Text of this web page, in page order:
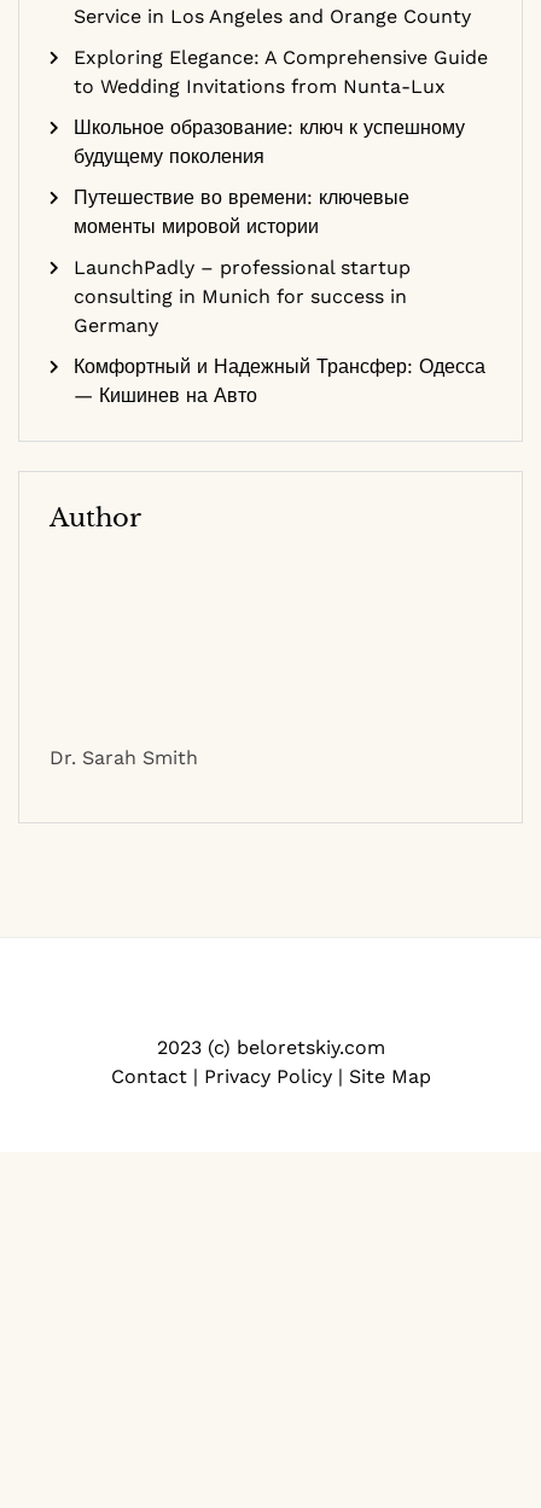
Service in Los Angeles and Orange County
Exploring Elegance: A Comprehensive Guide
to Wedding Invitations from Nunta-Lux
Школьное образование: ключ к успешному
будущему поколения
Путешествие во времени: ключевые
моменты мировой истории
LaunchPadly – professional startup
consulting in Munich for success in
Germany
Комфортный и Надежный Трансфер: Одесса
— Кишинев на Авто
Author